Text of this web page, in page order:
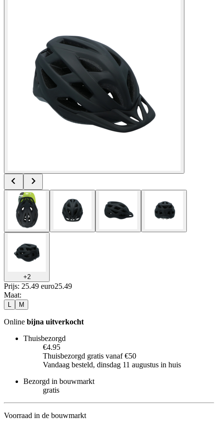
+2
Prijs: 25.49 euro25.49
Maat:
M
Online bijna uitverkocht
Thuisbezorgd
€4.95
Thuisbezorgd gratis vanaf €50
Vandaag besteld, dinsdag 11 augustus in huis
Bezorgd in bouwmarkt
gratis
Voorraad in de bouwmarkt